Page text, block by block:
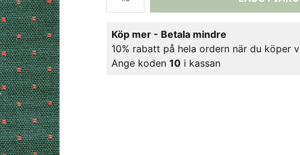
Köp mer - Betala mindre
10% rabatt på hela ordern när du köper
Ange koden10 i kassan